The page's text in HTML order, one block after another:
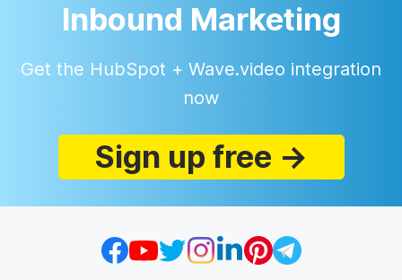
Inbound Marketing
Get the HubSpot + Wave.video integration
now
Sign up free →